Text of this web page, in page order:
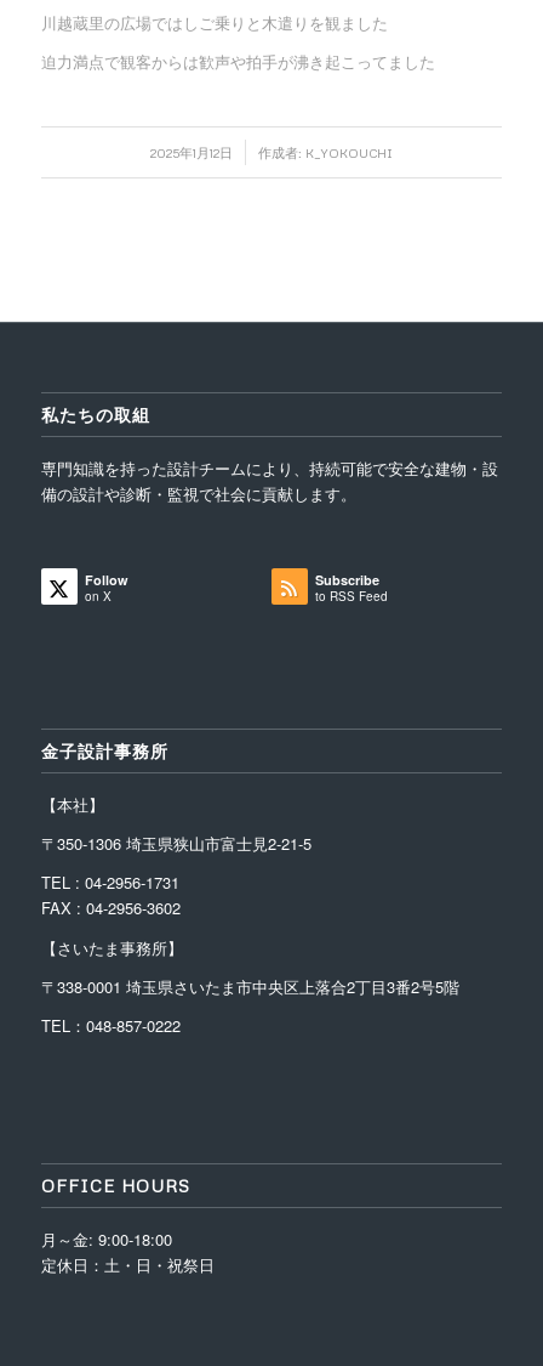
川越蔵里の広場ではしご乗りと木遣りを観ました
迫力満点で観客からは歓声や拍手が沸き起こってました
2025年1月12日
/ 作成者: K_YOKOUCHI
私たちの取組
専門知識を持った設計チームにより、持続可能で安全な建物・設
備の設計や診断・監視で社会に貢献します。
Follow
on X
Subscribe
to RSS Feed
金子設計事務所
【本社】
〒350-1306 埼玉県狭山市富士見2-21-5
TEL : 04-2956-1731
FAX : 04-2956-3602
【さいたま事務所】
〒338-0001 埼玉県さいたま市中央区上落合2丁目3番2号5階
TEL：048-857-0222
OFFICE HOURS
月～金: 9:00-18:00
定休日：土・日・祝祭日